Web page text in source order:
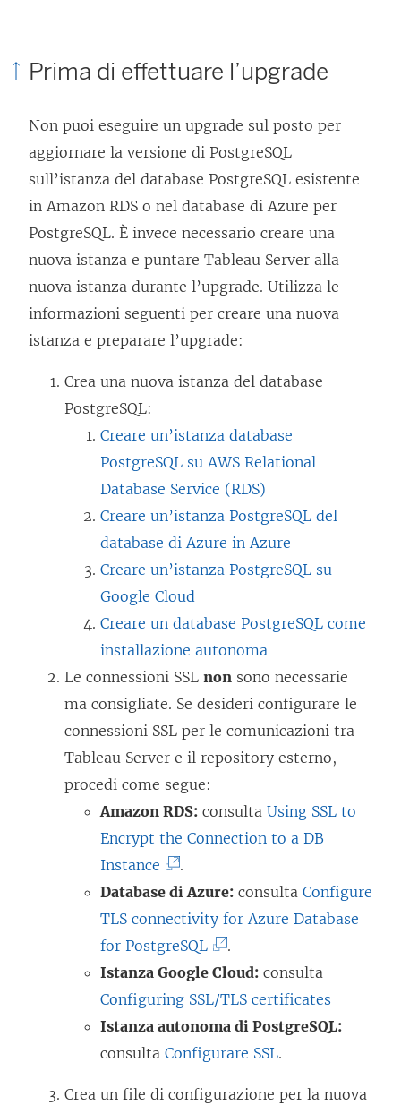
Prima di effettuare l’upgrade
Non puoi eseguire un upgrade sul posto per
aggiornare la versione di PostgreSQL
sull’istanza del database PostgreSQL esistente
in Amazon RDS o nel database di Azure per
PostgreSQL. È invece necessario creare una
nuova istanza e puntare Tableau Server alla
nuova istanza durante l’upgrade. Utilizza le
informazioni seguenti per creare una nuova
istanza e preparare l’upgrade:
Crea una nuova istanza del database
PostgreSQL:
Creare un’istanza database
PostgreSQL su AWS Relational
Database Service (RDS)
Creare un’istanza PostgreSQL del
database di Azure in Azure
Creare un’istanza PostgreSQL su
Google Cloud
Creare un database PostgreSQL come
installazione autonoma
Le connessioni SSL non sono necessarie
ma consigliate. Se desideri configurare le
connessioni SSL per le comunicazioni tra
Tableau Server e il repository esterno,
procedi come segue:
Amazon RDS: consulta Using SSL to
Encrypt the Connection to a DB
Instance
I
l
c
o
l
l
e
.
Database di Azure: consulta Configure
TLS connectivity for Azure Database
for PostgreSQL(
I
l
c
o
.
Istanza Google Cloud: consulta
Configuring SSL/TLS certificates
Istanza autonoma di PostgreSQL:
consulta Configurare SSL.
Crea un file di configurazione per la nuova